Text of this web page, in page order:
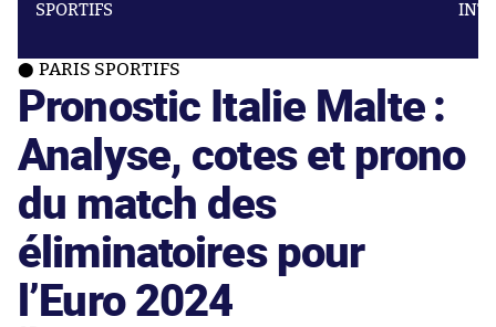
SPORTIFS
PARIS SPORTIFS
Pronostic Italie Malte :
Analyse, cotes et prono
du match des
éliminatoires pour
l’Euro 2024